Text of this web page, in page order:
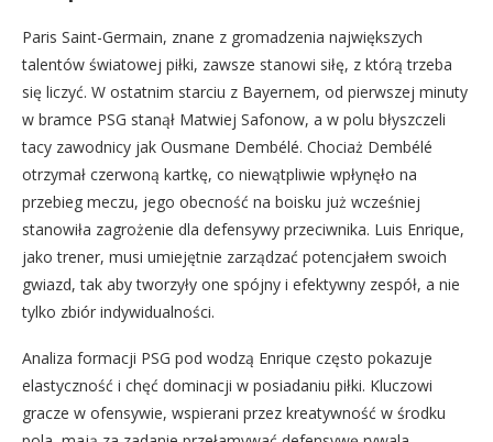
Paris Saint-Germain, znane z gromadzenia największych
talentów światowej piłki, zawsze stanowi siłę, z którą trzeba
się liczyć. W ostatnim starciu z Bayernem, od pierwszej minuty
w bramce PSG stanął Matwiej Safonow, a w polu błyszczeli
tacy zawodnicy jak Ousmane Dembélé. Chociaż Dembélé
otrzymał czerwoną kartkę, co niewątpliwie wpłynęło na
przebieg meczu, jego obecność na boisku już wcześniej
stanowiła zagrożenie dla defensywy przeciwnika. Luis Enrique,
jako trener, musi umiejętnie zarządzać potencjałem swoich
gwiazd, tak aby tworzyły one spójny i efektywny zespół, a nie
tylko zbiór indywidualności.
Analiza formacji PSG pod wodzą Enrique często pokazuje
elastyczność i chęć dominacji w posiadaniu piłki. Kluczowi
gracze w ofensywie, wspierani przez kreatywność w środku